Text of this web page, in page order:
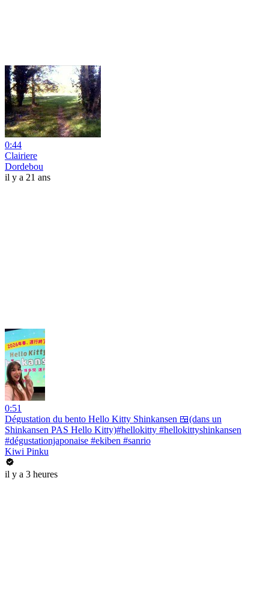
0:44
Clairiere
Dordebou
il y a 21 ans
0:51
Dégustation du bento Hello Kitty Shinkansen 🍱(dans un
Shinkansen PAS Hello Kitty)#hellokitty #hellokittyshinkansen
#dégustationjaponaise #ekiben #sanrio
Kiwi Pinku
il y a 3 heures